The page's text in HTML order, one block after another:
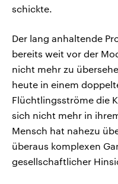
schickte.
Der lang anhaltende
bereits weit vor der
nicht mehr zu
heute in einem
Flüchtlingsströme die
sich nicht mehr in
Mensch hat nahezu
überaus komplexen
gesellschaftlicher